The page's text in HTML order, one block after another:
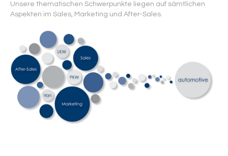
Unsere thematischen Schwerpunkte liegen auf sämtlichen
Aspekten im Sales, Marketing und After-Sales.